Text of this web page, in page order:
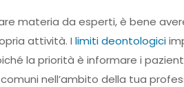
materia da esperti, è bene
attività. I limiti deontologici
la priorità è informare i
nell’ambito della tua